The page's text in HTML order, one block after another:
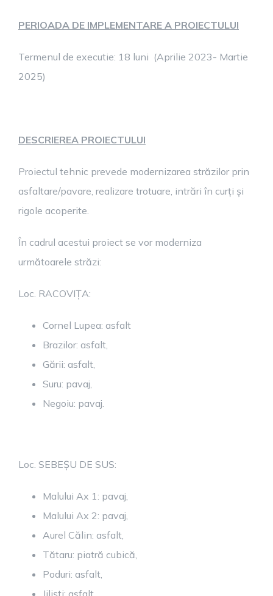
PERIOADA DE IMPLEMENTARE A PROIECTULUI
Termenul de executie: 18 luni (Aprilie 2023- Martie
2025)
DESCRIEREA PROIECTULUI
Proiectul tehnic prevede modernizarea străzilor prin
asfaltare/pavare, realizare trotuare, intrări în curți și
rigole acoperite.
În cadrul acestui proiect se vor moderniza
următoarele străzi:
Loc. RACOVIȚA:
Cornel Lupea: asfalt
Brazilor: asfalt,
Gării: asfalt,
Suru: pavaj,
Negoiu: pavaj.
Loc. SEBEȘU DE SUS:
Malului Ax 1: pavaj,
Malului Ax 2: pavaj,
Aurel Călin: asfalt,
Tătaru: piatră cubică,
Poduri: asfalt,
Jiliști: asfalt,